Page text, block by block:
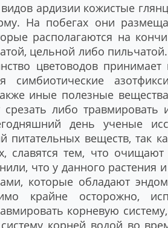
ардизии кожистые
На побегах они
располагаются на
цельной либо
цветоводов
симбиотические
иные полезные
срезать либо
день ученые
питательных веществ, так
славятся тем, что
что у данного
которые обладают
крайне осторожно,
корневую
корней водой во